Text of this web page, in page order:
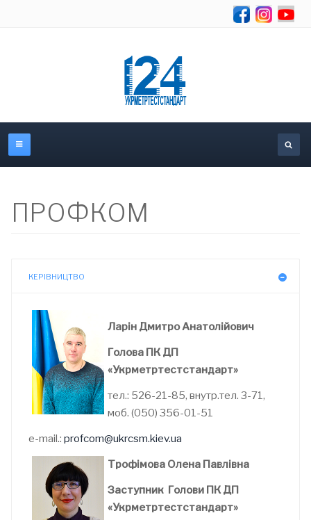
ПРОФКОМ
КЕРІВНИЦТВО
Ларін Дмитро Анатолійович
Голова ПК ДП
«Укрметртестстандарт»
тел.: 526-21-85, внутр.тел. 3-71,
моб. (050) 356-01-51
e-mail.: profcom@ukrcsm.kiev.ua
Трофімова Олена Павлівна
Заступник Голови ПК ДП
«Укрметртестстандарт»